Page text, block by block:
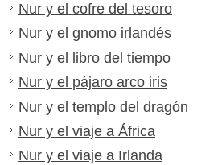
Nur y el cofre del tesoro
Nur y el gnomo irlandés
Nur y el libro del tiempo
Nur y el pájaro arco iris
Nur y el templo del dragón
Nur y el viaje a África
Nur y el viaje a Irlanda